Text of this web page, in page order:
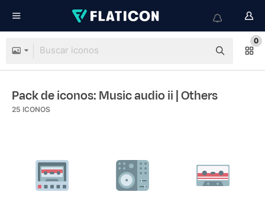
0
Pack de iconos: Music audio ii | Others
25 ICONOS